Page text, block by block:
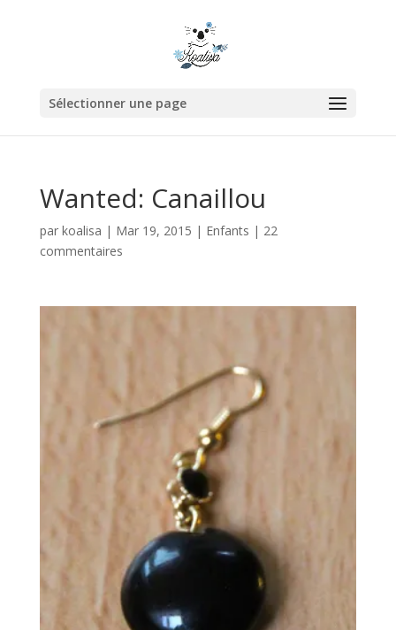
Sélectionner une page
Wanted: Canaillou
par koalisa | Mar 19, 2015 | Enfants | 22
commentaires